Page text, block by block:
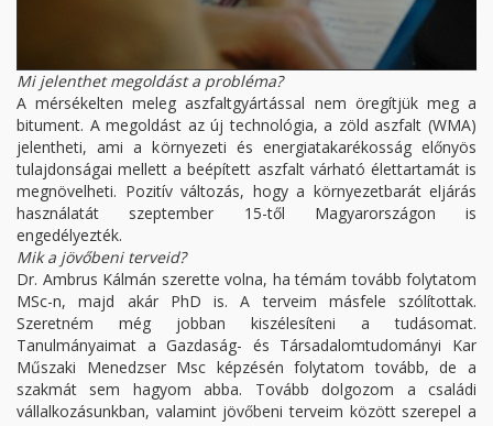
Mi jelenthet megoldást a probléma?
A mérsékelten meleg aszfaltgyártással nem öregítjük meg a
bitument. A megoldást az új technológia, a zöld aszfalt (WMA)
jelentheti, ami a környezeti és energiatakarékosság előnyös
tulajdonságai mellett a beépített aszfalt várható élettartamát is
megnövelheti. Pozitív változás, hogy a környezetbarát eljárás
használatát szeptember 15-től Magyarországon is
engedélyezték.
Mik a jövőbeni terveid?
Dr. Ambrus Kálmán szerette volna, ha témám tovább folytatom
MSc-n, majd akár PhD is. A terveim másfele szólítottak.
Szeretném még jobban kiszélesíteni a tudásomat.
Tanulmányaimat a Gazdaság- és Társadalomtudományi Kar
Műszaki Menedzser Msc képzésén folytatom tovább, de a
szakmát sem hagyom abba. Tovább dolgozom a családi
vállalkozásunkban, valamint jövőbeni terveim között szerepel a